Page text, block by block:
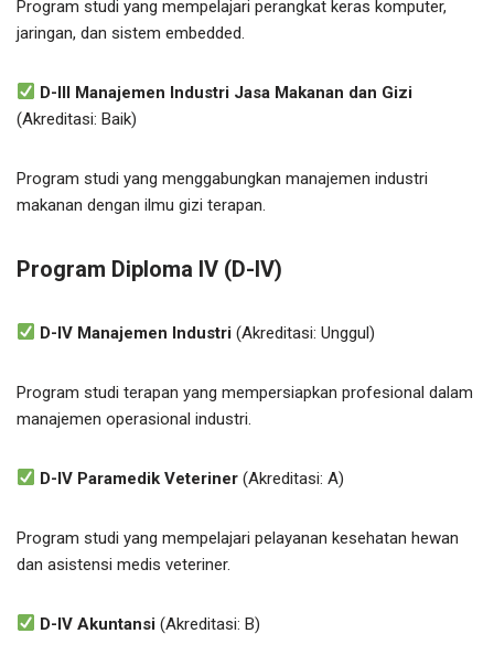
Program studi yang mempelajari perangkat keras komputer,
jaringan, dan sistem embedded.
D-III Manajemen Industri Jasa Makanan dan Gizi
(Akreditasi: Baik)
Program studi yang menggabungkan manajemen industri
makanan dengan ilmu gizi terapan.
Program Diploma IV (D-IV)
D-IV Manajemen Industri (Akreditasi: Unggul)
Program studi terapan yang mempersiapkan profesional dalam
manajemen operasional industri.
D-IV Paramedik Veteriner (Akreditasi: A)
Program studi yang mempelajari pelayanan kesehatan hewan
dan asistensi medis veteriner.
D-IV Akuntansi (Akreditasi: B)